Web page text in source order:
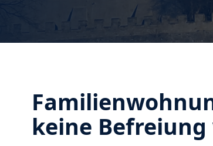
keine